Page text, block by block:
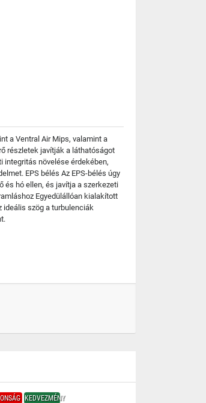
a Ventral Air Mips, valamint a
részletek javítják a láthatóságot
integritás növelése érdekében,
EPS bélés Az EPS-bélés úgy
és hó ellen, és javítja a szerkezeti
Egyedülállóan kialakított
ideális szög a turbulenciák
KEDVEZMÉNY